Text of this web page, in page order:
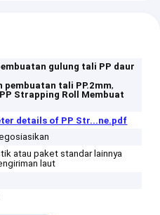
gulung tali PP daur
pembuatan tali PP.2mm,
Strapping Roll Membuat
details of PP Str...ne.pdf
atau paket standar lainnya
laut